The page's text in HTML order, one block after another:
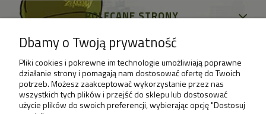
POLECANE STRONY
Dbamy o Twoją prywatność
Pliki cookies i pokrewne im technologie umożliwiają poprawne
działanie strony i pomagają nam dostosować ofertę do Twoich
potrzeb. Możesz zaakceptować wykorzystanie przez nas
wszystkich tych plików i przejść do sklepu lub dostosować
użycie plików do swoich preferencji, wybierając opcję "Dostosuj